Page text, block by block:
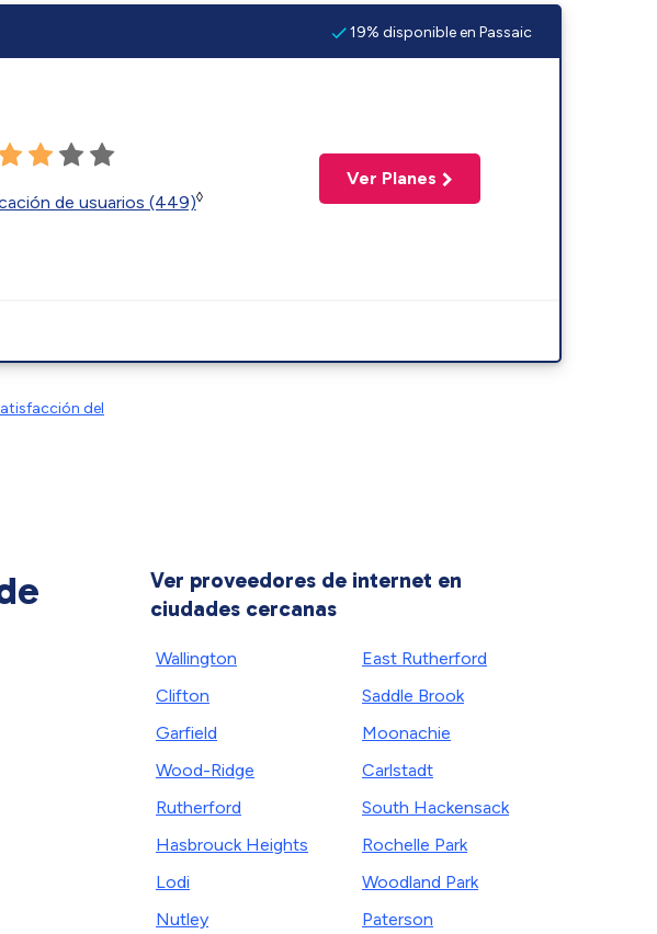
19% disponible en Passaic
de usuarios (449)◊
Ver Planes
del
Ver proveedores de internet en
ciudades cercanas
Wallington
Clifton
Garfield
Wood-Ridge
Rutherford
Hasbrouck Heights
Lodi
Nutley
East Rutherford
Saddle Brook
Moonachie
Carlstadt
South Hackensack
Rochelle Park
Woodland Park
Paterson